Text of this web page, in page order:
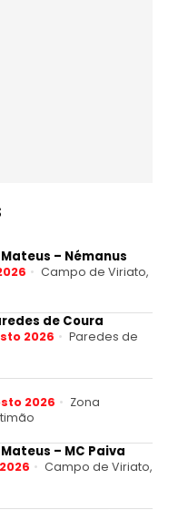
– Némanus
Campo de Viriato,
de Coura
2026
Paredes de
2026
Zona
– MC Paiva
Campo de Viriato,